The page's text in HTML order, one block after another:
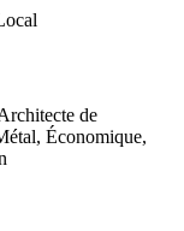
de
Économique,